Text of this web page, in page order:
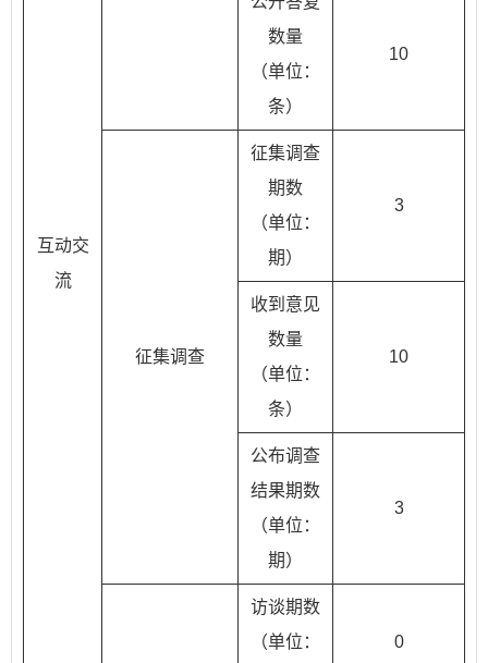
互动交
流
数量
（单位：
条）
10
征集调查
征集调查
期数
（单位：
期）
3
收到意见
数量
（单位：
条）
10
公布调查
结果期数
（单位：
期）
3
访谈期数
（单位：
0